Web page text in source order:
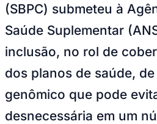
Libertadores
Copa América
Premier League
La Liga
Bundesliga
Mundial 2026
Times - Ir direto
(SBPC) submeteu à
Saúde Suplementar
inclusão, no rol de
dos planos de saúde,
genômico que pode
desnecessária em um